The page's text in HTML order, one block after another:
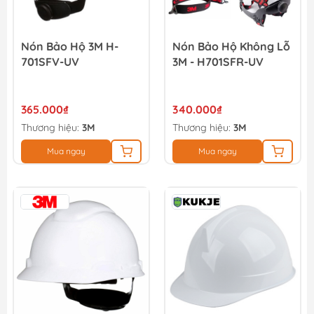
Nón Bảo Hộ 3M H-
701SFV-UV
365.000₫
Thương hiệu: 3M
Mua ngay
Nón Bảo Hộ Không Lỗ
3M - H701SFR-UV
340.000₫
Thương hiệu: 3M
Mua ngay